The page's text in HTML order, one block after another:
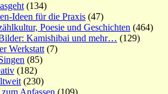
(134)
Ideen für die Praxis (47)
Poesie und Geschichten (464)
Kamishibai und mehr… (129)
Werkstatt (7)
(85)
(182)
(230)